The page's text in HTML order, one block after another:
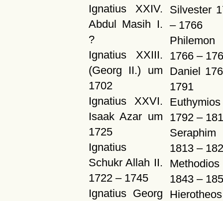
Ignatius XXIV.
Abdul Masih I.
?
Ignatius XXIII.
(Georg II.) um
1702
Ignatius XXVI.
Isaak Azar um
1725
Ignatius
Schukr Allah II.
1722 – 1745
Ignatius Georg
Silvester
– 1766
Philemon
1766 –
Daniel
1791
Euthymios
1792 –
Seraphim
1813 –
Methodios
1843 –
Hierotheos